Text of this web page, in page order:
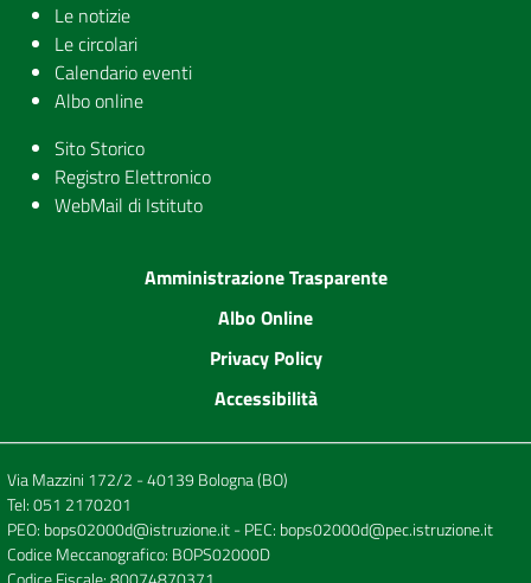
Le notizie
Le circolari
Calendario eventi
Albo online
Sito Storico
Registro Elettronico
WebMail di Istituto
Amministrazione Trasparente
Albo Online
Privacy Policy
Accessibilità
Via Mazzini 172/2 - 40139 Bologna (BO)
Tel:051 2170201
PEO: bops02000d@istruzione.it- PEC: bops02000d@pec.istruzione.it
Codice Meccanografico: BOPS02000D